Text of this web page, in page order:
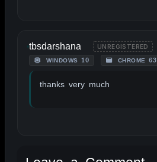
tbsdarshana UNREGISTERED
WINDOWS 10 CHROME 63
thanks very much